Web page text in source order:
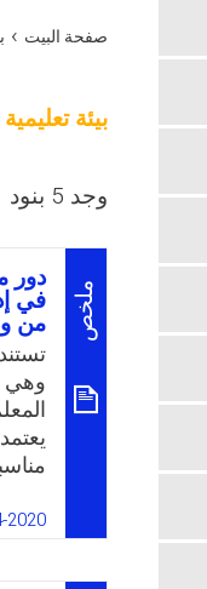
صفحة البيت ›
بيئة تعليمية
وجد 5 بنود
ملخص
دور
في
من
وهي
ذلك
2020